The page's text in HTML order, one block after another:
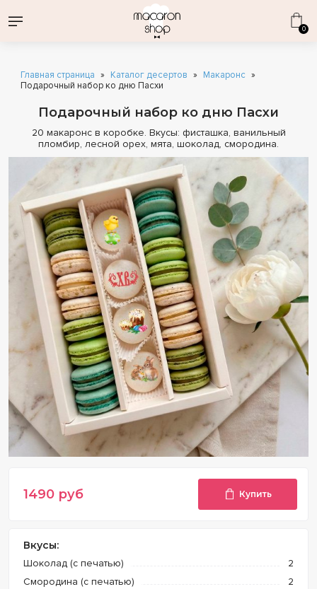
0
ВСЕ НАБОРЫ
ДЕНЬ СТРОИТЕЛЯ
1 СЕНТЯБРЯ
ДЕНЬ РОЖДЕНИЯ
МАКАРОНС КЛАССИЧЕСКИЕ
СВАДЕБНЫЕ ПРЕДЛОЖЕНИЯ
ИНДИВИДУАЛЬНАЯ ПЕЧАТЬ
СОБЕРИ СВОЙ НАБОР
КОРПОРАТИВНЫЕ ПОДАРКИ
ОПТОВЫЕ ПОСТАВКИ
ЭКЛЕРЫ ОПТОМ
КАТАЛОГ ДЕСЕРТОВ
МАКАРОН
ЭКЛЕРЫ
ВАФЕЛЬНЫЕ ТРУБОЧКИ
КОМБО-НАБОРЫ
Главная страница » Каталог десертов » Макаронс »
Подарочный набор ко дню Пасхи
Подарочный набор ко дню Пасхи
20 макаронс в коробке. Вкусы: фисташка, ванильный
пломбир, лесной орех, мята, шоколад, смородина.
Вкусы:
Шоколад (с печатью)
2
Смородина (с печатью)
2
1490 руб Купить